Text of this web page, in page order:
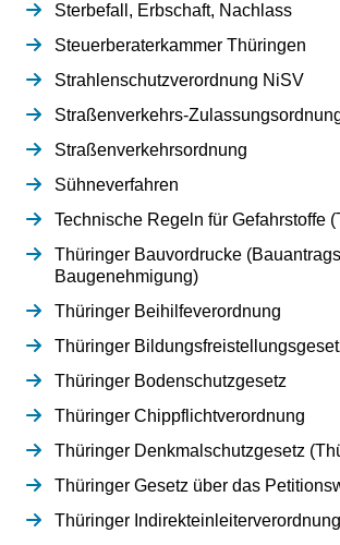
Sterbefall, Erbschaft, Nachlass
Steuerberaterkammer Thüringen
Strahlenschutzverordnung NiSV
Straßenverkehrs-
Straßenverkehrsordnung
Sühneverfahren
Technische Regeln für Gefahrstoffe
Thüringer Bauvordrucke
Baugenehmigung)
Thüringer Beihilfeverordnung
Thüringer
Thüringer Bodenschutzgesetz
Thüringer Chippflichtverordnung
Thüringer Denkmalschutzgesetz
Thüringer Gesetz über das
Thüringer